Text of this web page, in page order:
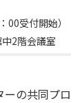
00受付開始）
2階会議室
の共同プロ